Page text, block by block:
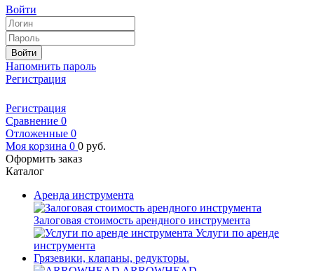
Войти
Войти
Напомнить пароль
Регистрация
Регистрация
Сравнение 0
Отложенные 0
Моя корзина 0 0 руб.
Оформить заказ
Каталог
Аренда инструмента
Залоговая стоимость арендного инструмента
Услуги по аренде
инструмента
Грязевики, клапаны, редукторы.